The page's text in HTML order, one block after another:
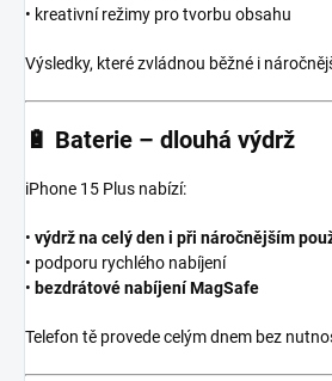
• kreativní režimy pro tvorbu obsahu
Výsledky, které zvládnou běžné i
🔋 Baterie – dlouhá výdrž
iPhone 15 Plus nabízí:
• výdrž na celý den i při náročnějším
• podporu rychlého nabíjení
• bezdrátové nabíjení MagSafe
Telefon tě provede celým dnem bez